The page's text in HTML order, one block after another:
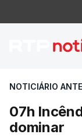
07h
NOTICIÁRIO
07h
dominar